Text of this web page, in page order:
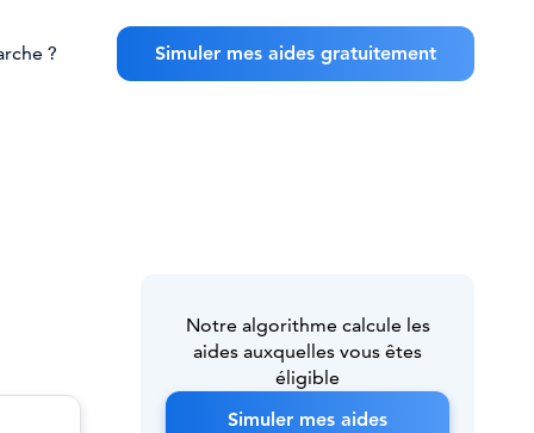
? Simuler mes aides gratuitement
Notre algorithme calcule les
aides auxquelles vous êtes
éligible
Simuler mes aides